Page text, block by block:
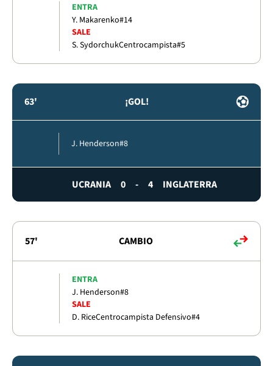
ENTRA
Y. Makarenko#14
SALE
S. SydorchukCentrocampista#5
63' ¡GOL!
J. Henderson#8
UCRANIA 0 - 4 INGLATERRA
57' CAMBIO
ENTRA
J. Henderson#8
SALE
D. RiceCentrocampista Defensivo#4